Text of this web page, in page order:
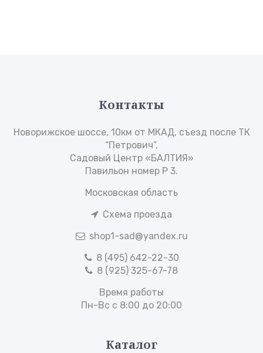
Контакты
Новорижское шоссе, 10км от МКАД, съезд после ТК
“Петрович”,
Садовый Центр «БАЛТИЯ»
Павильон номер Р 3.
Московская область
Схема проезда
shop1-sad@yandex.ru
8 (495) 642-22-30
8 (925) 325-67-78
Время работы
Пн-Вс с 8:00 до 20:00
Каталог